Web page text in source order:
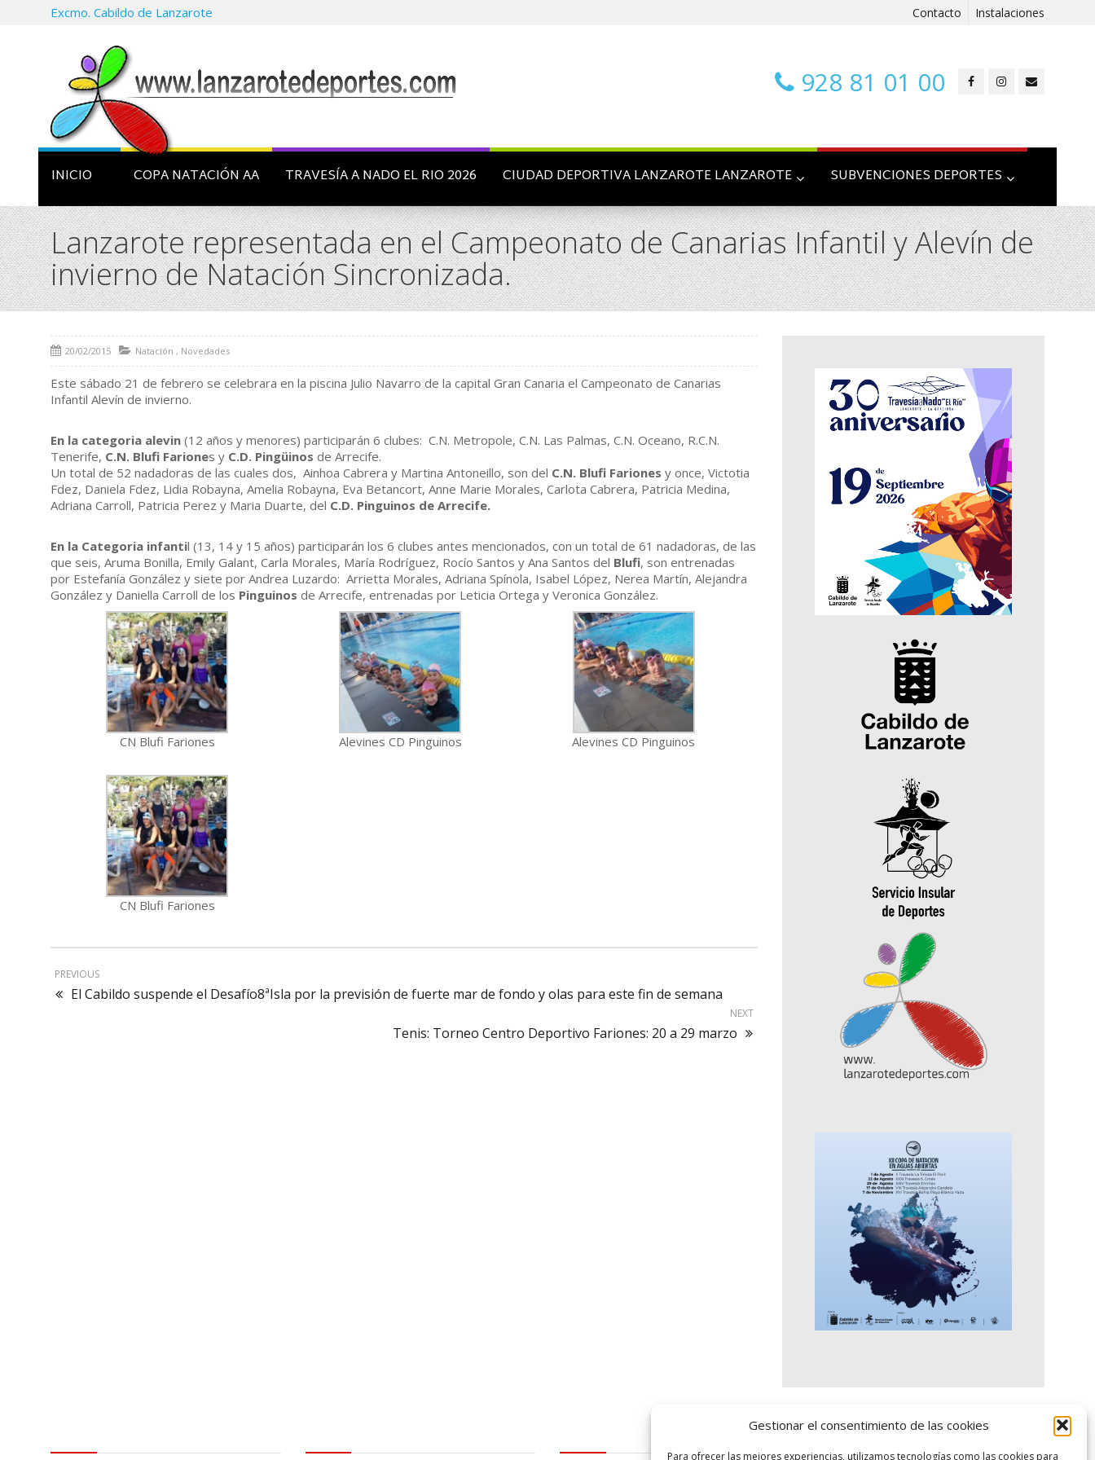
Gestionar el consentimiento de las cookies
Para ofrecer las mejores experiencias, utilizamos tecnologías como las cookies para
Excmo. Cabildo de Lanzarote Contacto Instalaciones
928 81 01 00
INICIO COPA NATACIÓN AA TRAVESÍA A NADO EL RIO 2026 CIUDAD DEPORTIVA LANZAROTE LANZAROTE SUBVENCIONES DEPORTES
Lanzarote representada en el Campeonato de Canarias Infantil y Alevín de
invierno de Natación Sincronizada.
20/02/2015 Natación , Novedades
Este sábado 21 de febrero se celebrara en la piscina Julio Navarro de la capital Gran Canaria el Campeonato de Canarias
Infantil Alevín de invierno.
En la categoria alevin (12 años y menores) participarán 6 clubes: C.N. Metropole, C.N. Las Palmas, C.N. Oceano, R.C.N.
Tenerife, C.N. Blufi Fariones y C.D. Pingüinos de Arrecife.
Un total de 52 nadadoras de las cuales dos, Ainhoa Cabrera y Martina Antoneillo, son del C.N. Blufi Fariones y once, Victotia
Fdez, Daniela Fdez, Lidia Robayna, Amelia Robayna, Eva Betancort, Anne Marie Morales, Carlota Cabrera, Patricia Medina,
Adriana Carroll, Patricia Perez y Maria Duarte, del C.D. Pinguinos de Arrecife.
En la Categoria infantil (13, 14 y 15 años) participarán los 6 clubes antes mencionados, con un total de 61 nadadoras, de las
que seis, Aruma Bonilla, Emily Galant, Carla Morales, María Rodríguez, Rocío Santos y Ana Santos del Blufi, son entrenadas
por Estefanía González y siete por Andrea Luzardo: Arrietta Morales, Adriana Spínola, Isabel López, Nerea Martín, Alejandra
González y Daniella Carroll de los Pinguinos de Arrecife, entrenadas por Leticia Ortega y Veronica González.
CN Blufi Fariones Alevines CD Pinguinos Alevines CD Pinguinos
CN Blufi Fariones
PREVIOUS
El Cabildo suspende el Desafío8ªIsla por la previsión de fuerte mar de fondo y olas para este fin de semana
NEXT
Tenis: Torneo Centro Deportivo Fariones: 20 a 29 marzo
logo SID